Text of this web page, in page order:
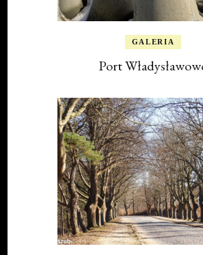
GALERIA
Port